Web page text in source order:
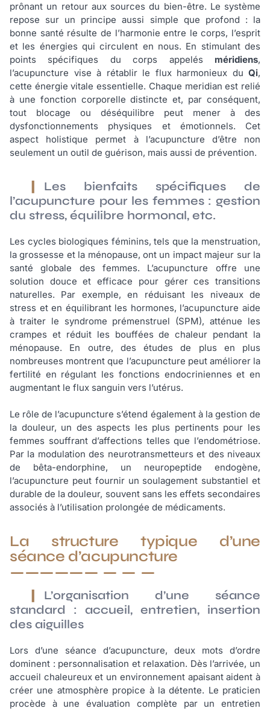
prônant un retour aux sources du bien-être. Le système
repose sur un principe aussi simple que profond : la
bonne santé résulte de l’harmonie entre le corps, l’esprit
et les énergies qui circulent en nous. En stimulant des
points spécifiques du corps appelés méridiens,
l’acupuncture vise à rétablir le flux harmonieux du Qi,
cette énergie vitale essentielle. Chaque meridian est relié
à une fonction corporelle distincte et, par conséquent,
tout blocage ou déséquilibre peut mener à des
dysfonctionnements physiques et émotionnels. Cet
aspect holistique permet à l’acupuncture d’être non
seulement un outil de guérison, mais aussi de prévention.
Les bienfaits spécifiques de
l’acupuncture pour les femmes : gestion
du stress, équilibre hormonal, etc.
Les cycles biologiques féminins, tels que la menstruation,
la grossesse et la ménopause, ont un impact majeur sur la
santé globale des femmes. L’acupuncture offre une
solution douce et efficace pour gérer ces transitions
naturelles. Par exemple, en réduisant les niveaux de
stress et en équilibrant les hormones, l’acupuncture aide
à traiter le syndrome prémenstruel (SPM), atténue les
crampes et réduit les bouffées de chaleur pendant la
ménopause. En outre, des études de plus en plus
nombreuses montrent que l’acupuncture peut améliorer la
fertilité en régulant les fonctions endocriniennes et en
augmentant le flux sanguin vers l’utérus.
Le rôle de l’acupuncture s’étend également à la gestion de
la douleur, un des aspects les plus pertinents pour les
femmes souffrant d’affections telles que l’endométriose.
Par la modulation des neurotransmetteurs et des niveaux
de bêta-endorphine, un neuropeptide endogène,
l’acupuncture peut fournir un soulagement substantiel et
durable de la douleur, souvent sans les effets secondaires
associés à l’utilisation prolongée de médicaments.
La structure typique d’une
séance d’acupuncture
L’organisation d’une séance
standard : accueil, entretien, insertion
des aiguilles
Lors d’une séance d’acupuncture, deux mots d’ordre
dominent : personnalisation et relaxation. Dès l’arrivée, un
accueil chaleureux et un environnement apaisant aident à
créer une atmosphère propice à la détente. Le praticien
procède à une évaluation complète par un entretien